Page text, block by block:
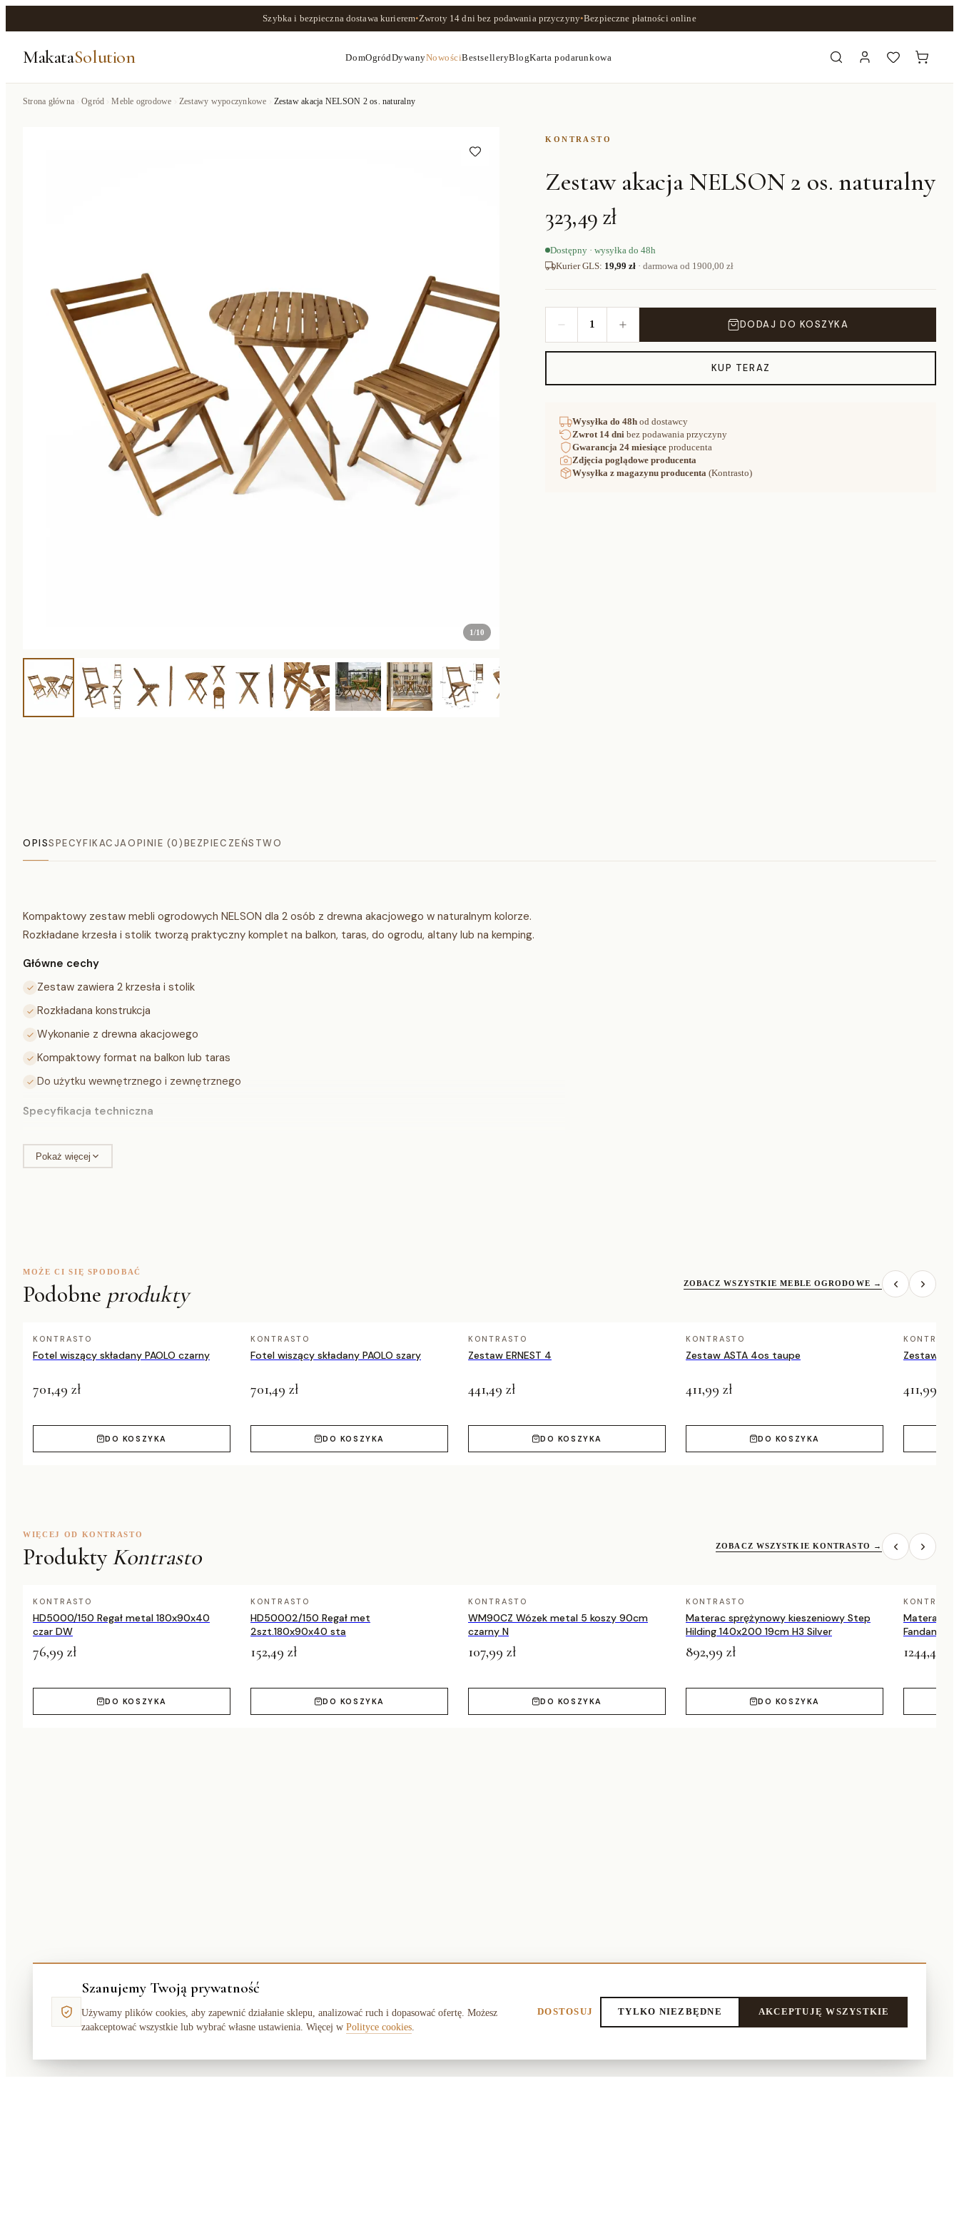
Szybka i bezpieczna dostawa kurierem•Zwroty 14 dnibez podawania przyczyny•Bezpieczne płatności online
MakataSolution DomOgródDywanyNowościBestselleryBlogKarta podarunkowa
Strona główna Ogród Meble ogrodowe Zestawy wypoczynkowe Zestaw akacja NELSON 2 os. naturalny
1/10
KONTRASTO
Zestaw akacja NELSON 2 os. naturalny
323,49 zł
Dostępny · wysyłka do 48h
Kurier GLS: 19,99 zł · darmowa od 1900,00 zł
1 DODAJ DO KOSZYKA
KUP TERAZ
Wysyłkado 48h od dostawcy
Zwrot 14 dni bez podawania przyczyny
Gwarancja24 miesiące producenta
Zdjęcia poglądowe producenta
Wysyłka z magazynu producenta (Kontrasto)
OPISSPECYFIKACJAOPINIE (0)BEZPIECZEŃSTWO
Kompaktowy zestaw mebli ogrodowych NELSON dla 2 osób z drewna akacjowego w naturalnym kolorze.
Rozkładane krzesła i stolik tworzą praktyczny komplet na balkon, taras, do ogrodu, altany lub na kemping.
Główne cechy
Zestaw zawiera 2 krzesła i stolik
Rozkładana konstrukcja
Wykonanie z drewna akacjowego
Kompaktowy format na balkon lub taras
Do użytku wewnętrznego i zewnętrznego
Specyfikacja techniczna
Zawartość zestawu
Waga
Przeznaczenie
Pokaż więcej
MOŻE CI SIĘ SPODOBAĆ
Podobne produkty ZOBACZ WSZYSTKIE MEBLE OGRODOWE →
KONTRASTO
Fotel wiszący składany PAOLO czarny
701,49 zł
DO KOSZYKA
KONTRASTO
Fotel wiszący składany PAOLO szary
701,49 zł
DO KOSZYKA
KONTRASTO
Zestaw ERNEST 4
441,49 zł
DO KOSZYKA
KONTRASTO
Zestaw ASTA 4os taupe
411,99 zł
DO KOSZYKA
Zestaw
411,99 zł
WIĘCEJ OD KONTRASTO
Produkty Kontrasto ZOBACZ WSZYSTKIE KONTRASTO →
KONTRASTO
HD5000/150 Regał metal 180x90x40
czar DW
76,99 zł
DO KOSZYKA
KONTRASTO
HD50002/150 Regał met
2szt.180x90x40 sta
152,49 zł
DO KOSZYKA
KONTRASTO
WM90CZ Wózek metal 5 koszy 90cm
czarny N
107,99 zł
DO KOSZYKA
KONTRASTO
Materac sprężynowy kieszeniowy Step
Hilding 140x200 19cm H3 Silver
892,99 zł
DO KOSZYKA
Materac
Fandango
1244,49 zł
Szanujemy Twoją prywatność
Używamy plików cookies, aby zapewnić działanie sklepu, analizować ruch i dopasować ofertę. Możesz
zaakceptować wszystkie lub wybrać własne ustawienia. Więcej w Polityce cookies
DOSTOSUJ TYLKO NIEZBĘDNE AKCEPTUJĘ WSZYSTKIE